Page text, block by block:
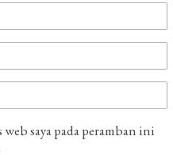
saya pada peramban ini